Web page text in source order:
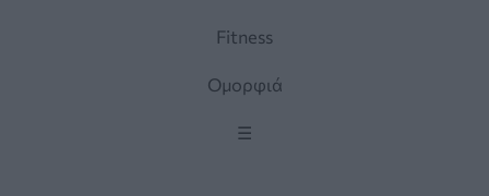
Fitness
Ομορφιά
☰